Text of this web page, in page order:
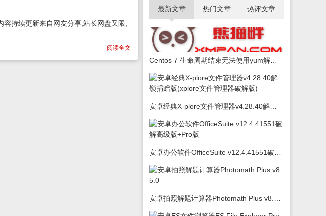
持续更新来自网友分享,站长网盘又限,
阅读全文
最新文章 热门文章 热评文章